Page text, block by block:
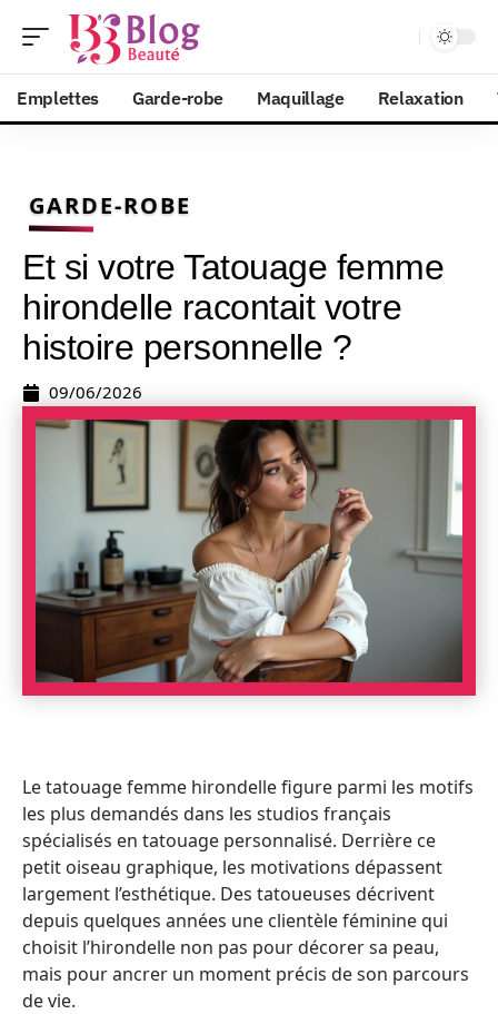
Emplettes Garde-robe Maquillage Relaxation
GARDE-ROBE
Et si votre Tatouage femme
hirondelle racontait votre
histoire personnelle ?
09/06/2026
Le tatouage femme hirondelle figure parmi les motifs
les plus demandés dans les studios français
spécialisés en tatouage personnalisé. Derrière ce
petit oiseau graphique, les motivations dépassent
largement l’esthétique. Des tatoueuses décrivent
depuis quelques années une clientèle féminine qui
choisit l’hirondelle non pas pour décorer sa peau,
mais pour ancrer un moment précis de son parcours
de vie.